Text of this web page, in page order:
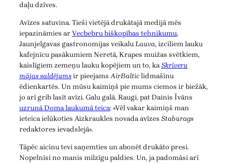
daļu dzīves.
Avīzes satuvina. Tieši vietējā drukātajā medijā mēs
iepazināmies arVecbebru biškopības tehnikumu,
Jaunjelgavas gastronomijas veikaluLauva, izciliem lauku
kafejnīcu pasākumiem Neretā, Krapes muižas svētkiem,
kaislīgiem zemeņu lauku kopējiem un to, kaSkrīveru
mājas saldējumsir pieejamsAirBalticlidmašīnu
ēdienkartēs. Un mūsu kaimiņš pie mums ciemos ir biežāk,
jo arī grib lasīt avīzi. Galu galā. Raugi, pat Dainis Īvāns
uzrunā Doma laukumā teica: «Vēl vakar kaimiņš man
ieteica ielūkoties Aizkraukles novada avīzes Staburags
redaktores ievadslejā».
Tāpēc aicinu tevi saņemties un abonēt drukāto presi.
Nopelnīsi no manis milzīgu paldies. Un, ja padomāsi arī